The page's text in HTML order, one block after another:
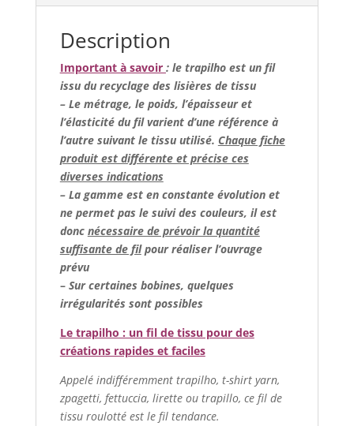
Description
Important à savoir : le trapilho est un fil
issu du recyclage des lisières de tissu
– Le métrage, le poids, l’épaisseur et
l’élasticité du fil varient d’une référence à
l’autre suivant le tissu utilisé. Chaque fiche
produit est différente et précise ces
diverses indications
– La gamme est en constante évolution et
ne permet pas le suivi des couleurs, il est
donc nécessaire de prévoir la quantité
suffisante de filpour réaliser l’ouvrage
prévu
– Sur certaines bobines, quelques
irrégularités sont possibles
Le trapilho : un fil de tissu pour des
créations rapides et faciles
Appelé indifféremment trapilho, t-shirt yarn,
zpagetti, fettuccia, lirette ou trapillo, ce fil de
tissu roulotté est le fil tendance.